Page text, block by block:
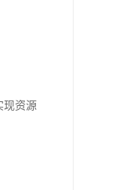
现资源